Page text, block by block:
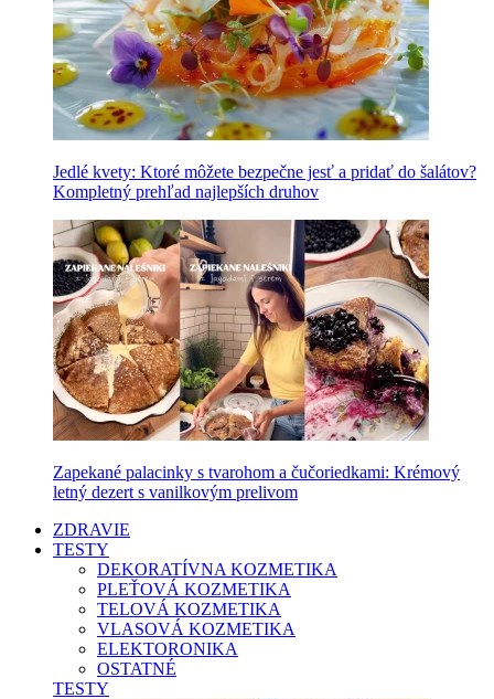
Jedlé kvety: Ktoré môžete bezpečne jesť a pridať do šalátov?
Kompletný prehľad najlepších druhov
Zapekané palacinky s tvarohom a čučoriedkami: Krémový
letný dezert s vanilkovým prelivom
ZDRAVIE
TESTY
DEKORATÍVNA KOZMETIKA
PLEŤOVÁ KOZMETIKA
TELOVÁ KOZMETIKA
VLASOVÁ KOZMETIKA
ELEKTORONIKA
OSTATNÉ
TESTY